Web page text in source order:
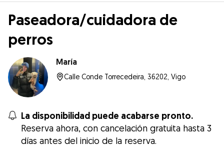
Paseadora/cuidadora de
perros
María
Calle Conde Torrecedeira, 36202, Vigo
La disponibilidad puede acabarse pronto.
Reserva ahora, con cancelación gratuita hasta 3
días antes del inicio de la reserva.